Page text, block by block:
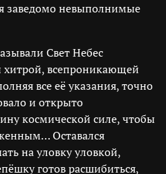
заведомо невыполнимые
Свет Небес
хитрой, всепроникающей
все её указания, точно
и открыто
космической силе, чтобы
Оставался
на уловку уловкой,
готов расшибиться,